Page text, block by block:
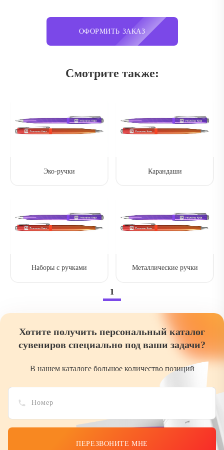
ОФОРМИТЬ ЗАКАЗ
Смотрите также:
Эко-ручки Карандаши
Наборы с ручками Металлические ручки
1
Хотите получить персональный каталог
сувениров специально под ваши задачи?
В нашем каталоге большое количество позиций
ПЕРЕЗВОНИТЕ МНЕ